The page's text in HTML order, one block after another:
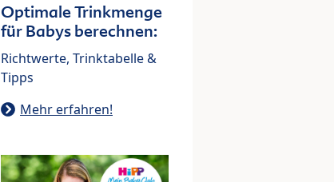
Optimale Trinkmenge
für Babys berechnen:
Richtwerte, Trinktabelle &
Tipps
Mehr erfahren!